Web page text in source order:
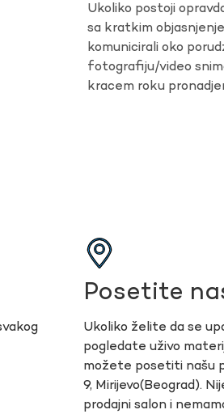
Ukoliko postoji
sa kratkim
komunicirali oko
fotografiju/video
kracem roku
Posetite
Ukoliko želite da se
pogledate uživo
možete posetiti našu
9, Mirijevo(Beograd).
prodajni salon i